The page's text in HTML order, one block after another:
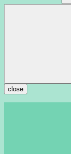
close